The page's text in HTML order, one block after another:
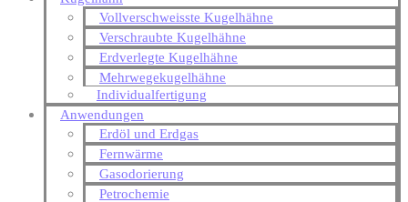
Vollverschweisste Kugelhähne
Verschraubte Kugelhähne
Erdverlegte Kugelhähne
Mehrwegekugelhähne
Individualfertigung
Anwendungen
Erdöl und Erdgas
Fernwärme
Gasodorierung
Petrochemie